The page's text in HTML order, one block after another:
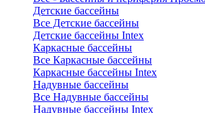
Детские бассейны
Все Детские бассейны
Детские бассейны Intex
Каркасные бассейны
Все Каркасные бассейны
Каркасные бассейны Intex
Надувные бассейны
Все Надувные бассейны
Надувные бассейны Intex